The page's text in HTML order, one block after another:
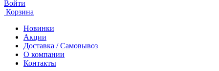
Войти
Корзина
Новинки
Акции
Доставка / Самовывоз
О компании
Контакты